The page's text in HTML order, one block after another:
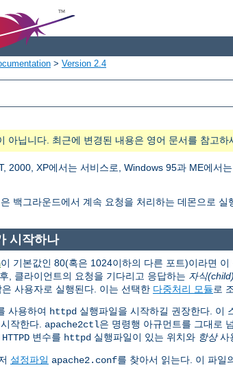
> Version 2.4
아닙니다. 최근에 변경된 내용은 영어 문서를 참고하
2000, XP에서는 서비스로, Windows 95과 ME에서
백그라운드에서 계속 요청을 처리하는 데몬으로 실
시작하나
이 기본값인 80(혹은 1024이하의 다른 포트)이라면
, 클라이언트의 요청을 기다리고 응답하는 자식(child)
사용자로 실행된다. 이는 선택한 다중처리 모듈로
사용하여 httpd 실행파일을 시작하길 권장한다. 이
작한다. apache2ctl은 명령행 아규먼트를 그대로
HTTPD 변수를 httpd 실행파일이 있는 위치와 항상사
설정파일 apache2.conf를 찾아서 읽는다. 이 파일